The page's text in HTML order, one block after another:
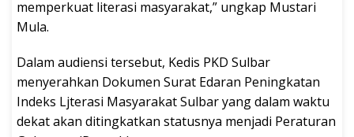
memperkuat literasi masyarakat,” ungkap Mustari
Mula.
Dalam audiensi tersebut, Kedis PKD Sulbar
menyerahkan Dokumen Surat Edaran Peningkatan
Indeks Ljterasi Masyarakat Sulbar yang dalam waktu
dekat akan ditingkatkan statusnya menjadi Peraturan